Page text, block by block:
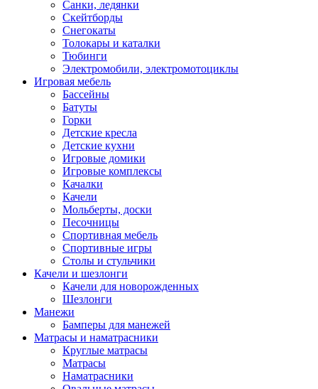
Санки, ледянки
Скейтборды
Снегокаты
Толокары и каталки
Тюбинги
Электромобили, электромотоциклы
Игровая мебель
Бассейны
Батуты
Горки
Детские кресла
Детские кухни
Игровые домики
Игровые комплексы
Качалки
Качели
Мольберты, доски
Песочницы
Спортивная мебель
Спортивные игры
Столы и стульчики
Качели и шезлонги
Качели для новорожденных
Шезлонги
Манежи
Бамперы для манежей
Матрасы и наматрасники
Круглые матрасы
Матрасы
Наматрасники